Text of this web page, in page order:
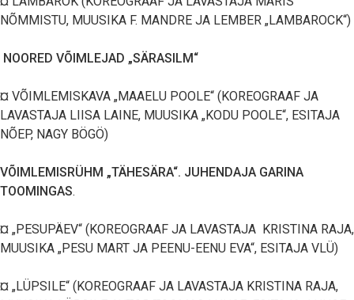
NÕMMISTU, MUUSIKA F. MANDRE JA LEMBER „LAMBAROCK“)
NOORED VÕIMLEJAD „SÄRASILM“
¤ VÕIMLEMISKAVA „MAAELU POOLE“ (KOREOGRAAF JA
LAVASTAJA LIISA LAINE, MUUSIKA „KODU POOLE“, ESITAJA
NÕEP, NAGY BÖGÖ)
VÕIMLEMISRÜHM „TÄHESÄRA“. JUHENDAJA GARINA
TOOMINGAS.
¤ „PESUPÄEV“ (KOREOGRAAF JA LAVASTAJA KRISTINA RAJA,
MUUSIKA „PESU MART JA PEENU-EENU EVA“, ESITAJA VLÜ)
¤ „LÜPSILE“ (KOREOGRAAF JA LAVASTAJA KRISTINA RAJA,